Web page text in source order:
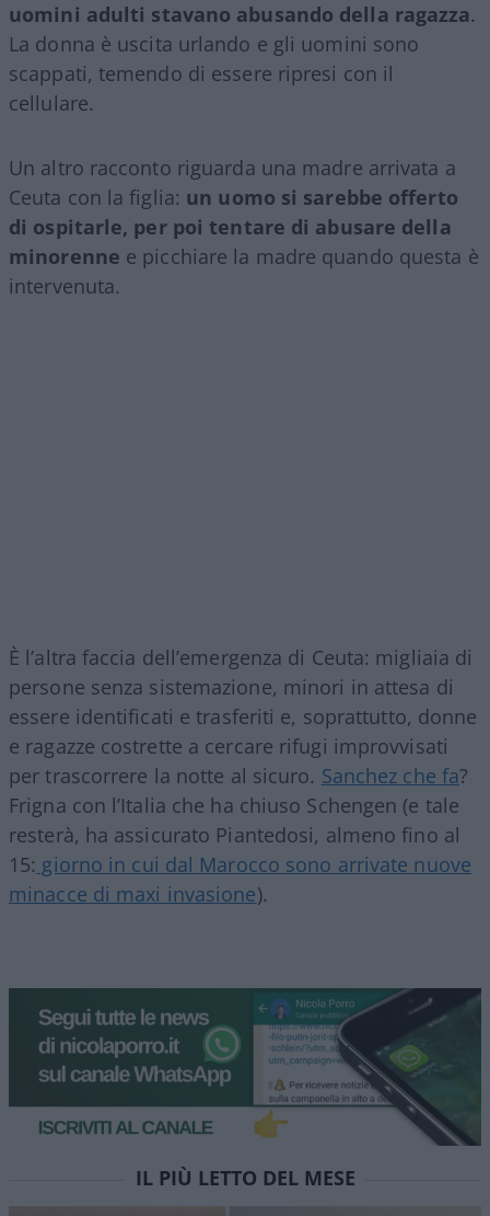
uomini adulti stavano abusando della ragazza.
La donna è uscita urlando e gli uomini sono
scappati, temendo di essere ripresi con il
cellulare.
Un altro racconto riguarda una madre arrivata a
Ceuta con la figlia: un uomo si sarebbe offerto
di ospitarle, per poi tentare di abusare della
minorenne e picchiare la madre quando questa è
intervenuta.
È l’altra faccia dell’emergenza di Ceuta: migliaia di
persone senza sistemazione, minori in attesa di
essere identificati e trasferiti e, soprattutto, donne
e ragazze costrette a cercare rifugi improvvisati
per trascorrere la notte al sicuro. Sanchez che fa?
Frigna con l’Italia che ha chiuso Schengen (e tale
resterà, ha assicurato Piantedosi, almeno fino al
15: giorno in cui dal Marocco sono arrivate nuove
minacce di maxi invasione).
IL PIÙ LETTO DEL MESE